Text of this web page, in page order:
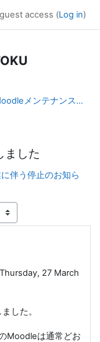
access (Log in)
Moodleメンテナンスが終了しました
ました
伴う停止のお知ら
Thursday, 27 March
した。
Moodleは通常どお